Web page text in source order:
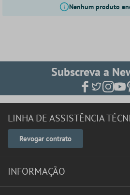
Nenhum produto
Subscreva a
LINHA DE ASSISTÊNCIA
Revogar contrato
INFORMAÇÃO